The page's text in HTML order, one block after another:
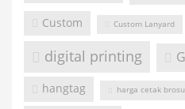
Custom Custom Lanyard
digital printing
hangtag harga cetak